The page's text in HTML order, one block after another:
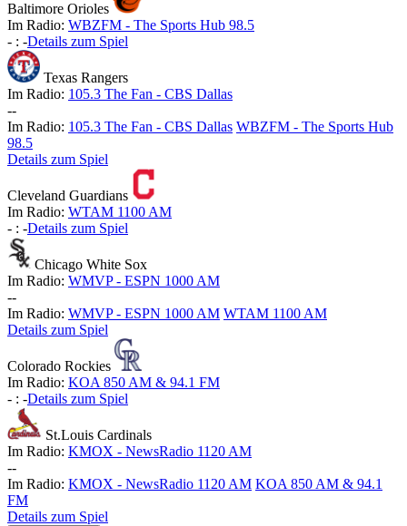
Baltimore Orioles
Im Radio: WBZFM - The Sports Hub 98.5
- : -Details zum Spiel
Texas Rangers
Im Radio: 105.3 The Fan - CBS Dallas
--
Im Radio: 105.3 The Fan - CBS Dallas WBZFM - The Sports Hub
98.5
Details zum Spiel
Cleveland Guardians
Im Radio: WTAM 1100 AM
- : -Details zum Spiel
Chicago White Sox
Im Radio: WMVP - ESPN 1000 AM
--
Im Radio: WMVP - ESPN 1000 AM WTAM 1100 AM
Details zum Spiel
Colorado Rockies
Im Radio: KOA 850 AM & 94.1 FM
- : -Details zum Spiel
St.Louis Cardinals
Im Radio: KMOX - NewsRadio 1120 AM
--
Im Radio: KMOX - NewsRadio 1120 AM KOA 850 AM & 94.1
FM
Details zum Spiel